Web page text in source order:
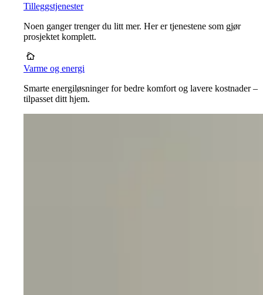
Tilleggstjenester
Noen ganger trenger du litt mer. Her er tjenestene som gjør
prosjektet komplett.
Varme og energi
Smarte energiløsninger for bedre komfort og lavere kostnader –
tilpasset ditt hjem.